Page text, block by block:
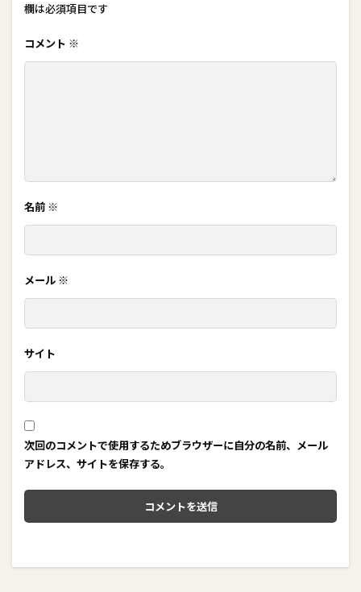
欄は必須項目です
コメント ※
名前 ※
メール ※
サイト
次回のコメントで使用するためブラウザーに自分の名前、メール
アドレス、サイトを保存する。